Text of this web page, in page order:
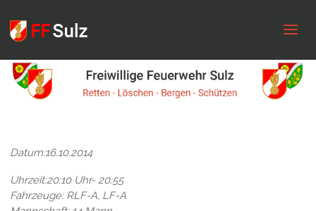
Datum:16.10.2014
Uhrzeit:20:10 Uhr- 20:55
Fahrzeuge: RLF-A, LF-A